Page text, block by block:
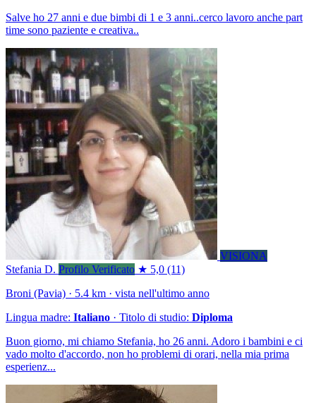
Salve ho 27 anni e due bimbi di 1 e 3 anni..cerco lavoro anche part
time sono paziente e creativa..
VISIONA
Stefania D. Profilo Verificato ★ 5,0 (11)
Broni (Pavia) · 5.4 km · vista nell'ultimo anno
Lingua madre: Italiano · Titolo di studio: Diploma
Buon giorno, mi chiamo Stefania, ho 26 anni. Adoro i bambini e ci
vado molto d'accordo, non ho problemi di orari, nella mia prima
esperienz...